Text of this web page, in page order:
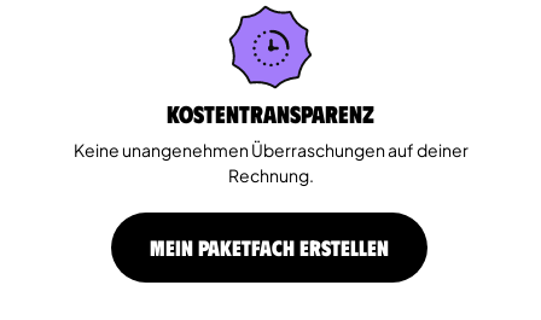
Kostentransparenz
Keine unangenehmen Überraschungen auf deiner
Rechnung.
MEIN PAKETFACH ERSTELLEN